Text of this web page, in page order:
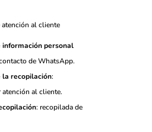
al cliente
información personal
de WhatsApp.
la recopilación:
al cliente.
: recopilada de